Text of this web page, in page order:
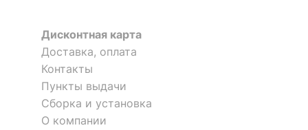
Дисконтная карта
Доставка, оплата
Контакты
Пункты выдачи
Сборка и установка
О компании